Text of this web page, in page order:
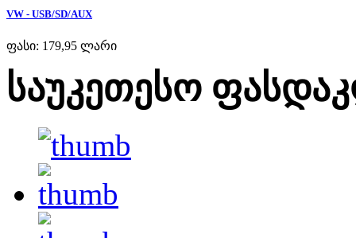
VW - USB/SD/AUX
ფასი: 179,95 ლარი
საუკეთესო